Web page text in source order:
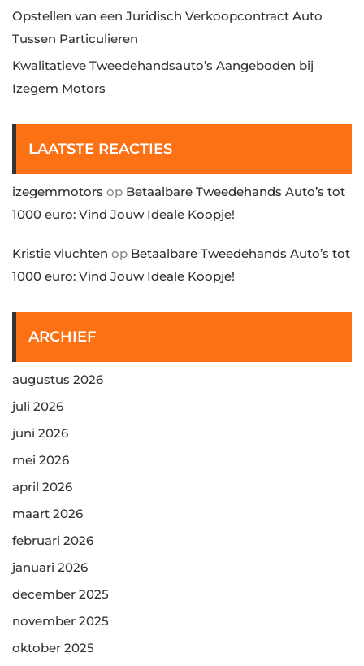
Opstellen van een Juridisch Verkoopcontract Auto
Tussen Particulieren
Kwalitatieve Tweedehandsauto’s Aangeboden bij
Izegem Motors
LAATSTE REACTIES
izegemmotors op Betaalbare Tweedehands Auto’s tot
1000 euro: Vind Jouw Ideale Koopje!
Kristie vluchten op Betaalbare Tweedehands Auto’s tot
1000 euro: Vind Jouw Ideale Koopje!
ARCHIEF
augustus 2026
juli 2026
juni 2026
mei 2026
april 2026
maart 2026
februari 2026
januari 2026
december 2025
november 2025
oktober 2025